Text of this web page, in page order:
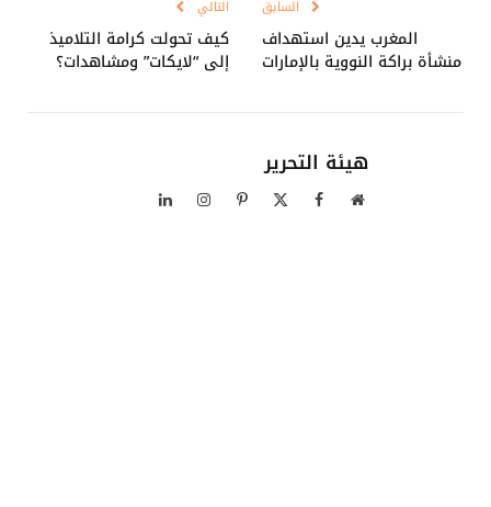
السابق
المغرب يدين استهداف
منشأة براكة النووية بالإمارات
التالي
كيف تحولت كرامة التلاميذ
إلى “لايكات” ومشاهدات؟
هيئة التحرير
موقع فيسبوك بينتيريستالانستغراملينكدإن